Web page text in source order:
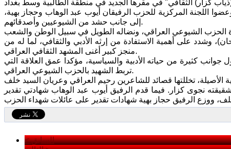
اللجنة المركزية للحزب الرفيقان أيوب عبد الوهاب وحجاز بهية،
إلى جانب حشد من الشيوعيين وأصدقائهم.
وشدد على أهمية الاستفادة من إرثه الأدبي والثقافي، لما له من
منجز كبير أغنى المشهد الثقافي العراقي.
كثيرة من حياته الأدبية والسياسية، مؤكدا عمق العلاقة التي
تربط الشهيد بالحزب الشيوعي العراقي.
نجوى كزار. فيما قدم الرفيق أيوب عبد الوهاب شهادتي تقدير
< السابق